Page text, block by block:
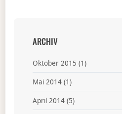
ARCHIV
Oktober 2015 (1)
Mai 2014(1)
April 2014(5)